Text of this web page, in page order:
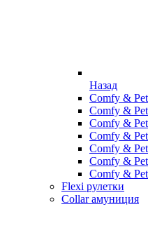
Назад
Comfy &
Comfy &
Comfy &
Comfy &
Comfy &
Comfy &
Comfy &
Flexi рулетки
Collar амуниция